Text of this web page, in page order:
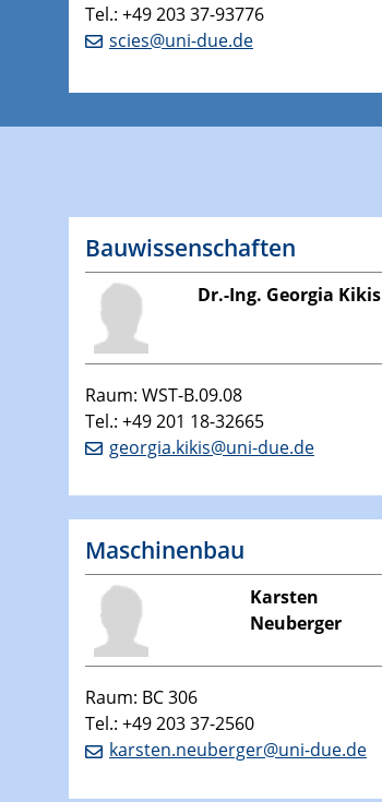
Tel.: +49 203 37-93776
scies@uni-due.de
Bauwissenschaften
Dr.-Ing. Georgia Kikis
Raum: WST-B.09.08
Tel.: +49 201 18-32665
georgia.kikis@uni-due.de
Maschinenbau
Karsten
Neuberger
Raum: BC 306
Tel.: +49 203 37-2560
karsten.neuberger@uni-due.de